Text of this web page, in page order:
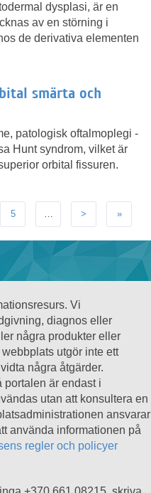
dysplasi, är en
av en störning i
de derivativa elementen
smärta och
patologisk oftalmoplegi -
Hunt syndrom, vilket är
orbital fissuren.
5 … > »
Vi
diagnos eller
några produkter eller
utgör inte ett
några åtgärder.
portalen är endast i
utan att konsultera en
ansvarar
använda informationen på
regler och policyer